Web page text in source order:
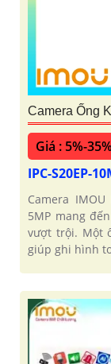
Camera Ống
Giá : 5%-
IPC-S20EP-
Camera
5MP mang
vượt trội. Một
giúp ghi hình